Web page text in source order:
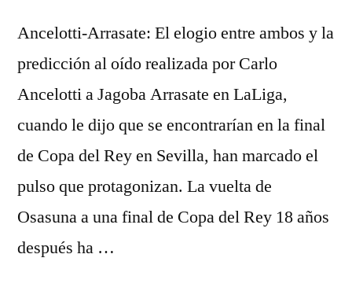
Ancelotti-Arrasate: El elogio entre ambos y la
predicción al oído realizada por Carlo
Ancelotti a Jagoba Arrasate en LaLiga,
cuando le dijo que se encontrarían en la final
de Copa del Rey en Sevilla, han marcado el
pulso que protagonizan. La vuelta de
Osasuna a una final de Copa del Rey 18 años
después ha …